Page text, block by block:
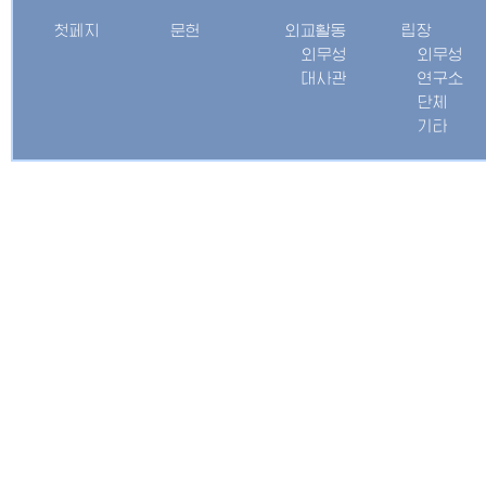
첫페지 문헌
외교활동
외무성
대사관
립장
외무성
연구소
단체
기타